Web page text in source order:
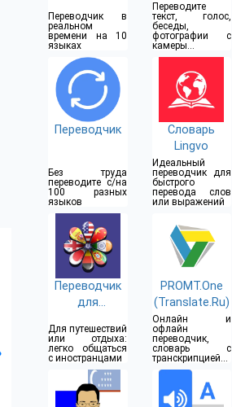
Переводчик в
реальном
времени на 10
языках
Переводите
текст, голос,
беседы,
фотографии с
камеры и
скриншоты
Переводчик
Без труда
переводите с/на
100 разных
языков
Словарь
Lingvo
Идеальный
переводчик для
быстрого
перевода слов
или выражений
Переводчик
для
Для путешествий
или отдыха:
легко общаться
с иностранцами
PROMT.One
(Translate.Ru)
Онлайн и
офлайн
переводчик,
словарь с
транскрипцией и
разговорники